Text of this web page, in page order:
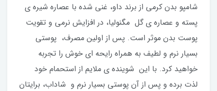
شامپو بدن کرمی از برند داو، غنی شده با عصاره شیره ی
پسته و عصاره ی گل مگنولیا، در افزایش نرمی و تقویت
پوست بدن موثر است. پس از اولین مصرف، پوستی
بسیار نرم و لطیف به همراه رایحه ای خوش را تجربه
خواهید کرد. با این شوینده ی ملایم از استحمام خود
لذت برده و پس از آن پوستی بسیار نرم و شاداب، برایتان